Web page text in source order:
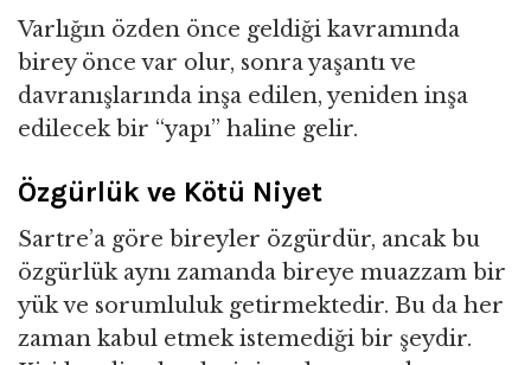
Varlığın özden önce geldiği kavramında
birey önce var olur, sonra yaşantı ve
davranışlarında inşa edilen, yeniden inşa
edilecek bir “yapı” haline gelir.
Özgürlük ve Kötü Niyet
Sartre’a göre bireyler özgürdür, ancak bu
özgürlük aynı zamanda bireye muazzam bir
yük ve sorumluluk getirmektedir. Bu da her
zaman kabul etmek istemediği bir şeydir.